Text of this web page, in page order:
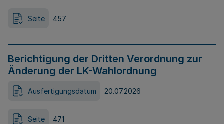
Seite 457
Berichtigung der Dritten Verordnung zur
Änderung der LK-Wahlordnung
Ausfertigungsdatum 20.07.2026
Seite 471